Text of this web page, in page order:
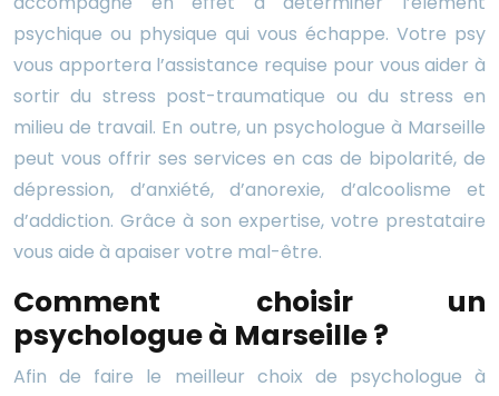
psychique ou physique qui vous échappe. Votre psy
vous apportera l’assistance requise pour vous aider à
sortir du stress post-traumatique ou du stress en
milieu de travail. En outre, un psychologue à Marseille
peut vous offrir ses services en cas de bipolarité, de
dépression, d’anxiété, d’anorexie, d’alcoolisme et
d’addiction. Grâce à son expertise, votre prestataire
vous aide à apaiser votre mal-être.
Comment choisir un
psychologue à Marseille ?
Afin de faire le meilleur choix de psychologue à